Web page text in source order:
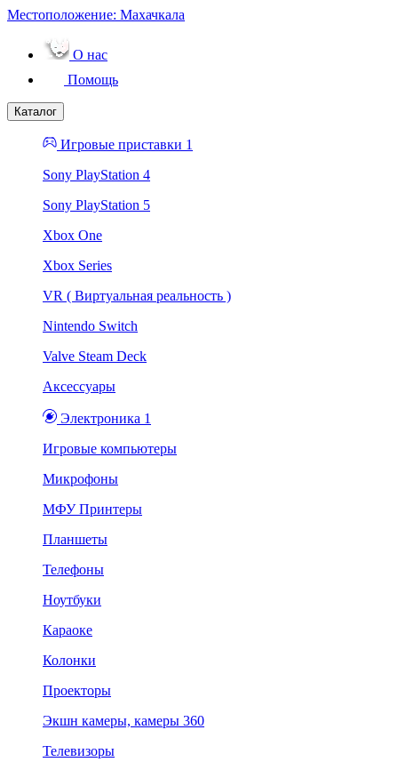
Местоположение: Махачкала
О нас
Помощь
Каталог
Игровые приставки 1
Sony PlayStation 4
Sony PlayStation 5
Xbox One
Xbox Series
VR ( Виртуальная реальность )
Nintendo Switch
Valve Steam Deck
Аксессуары
Электроника 1
Игровые компьютеры
Микрофоны
МФУ Принтеры
Планшеты
Телефоны
Ноутбуки
Караоке
Колонки
Проекторы
Экшн камеры, камеры 360
Телевизоры